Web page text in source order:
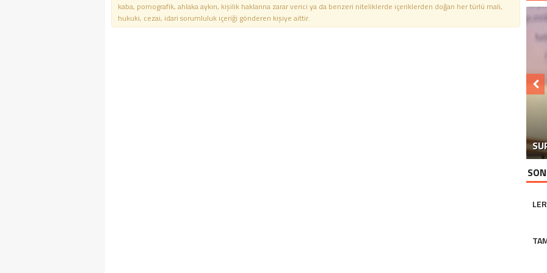
kaba, pornografik, ahlaka aykırı, kişilik haklarına zarar verici ya da benzeri niteliklerde içeriklerden doğan her türlü mali,
hukuki, cezai, idari sorumluluk içeriği gönderen kişiye aittir.